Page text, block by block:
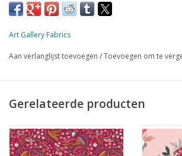
Art Gallery Fabrics
Aan verlanglijst toevoegen /Toevoegen om te
Gerelateerde producten